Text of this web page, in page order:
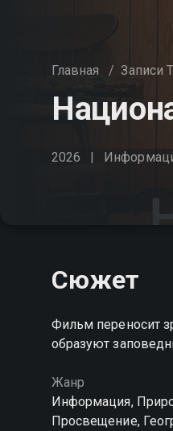
Главная / Записи
2026
Сюжет
Фильм переносит
образуют
Жанр
Информация,
Просвещение,